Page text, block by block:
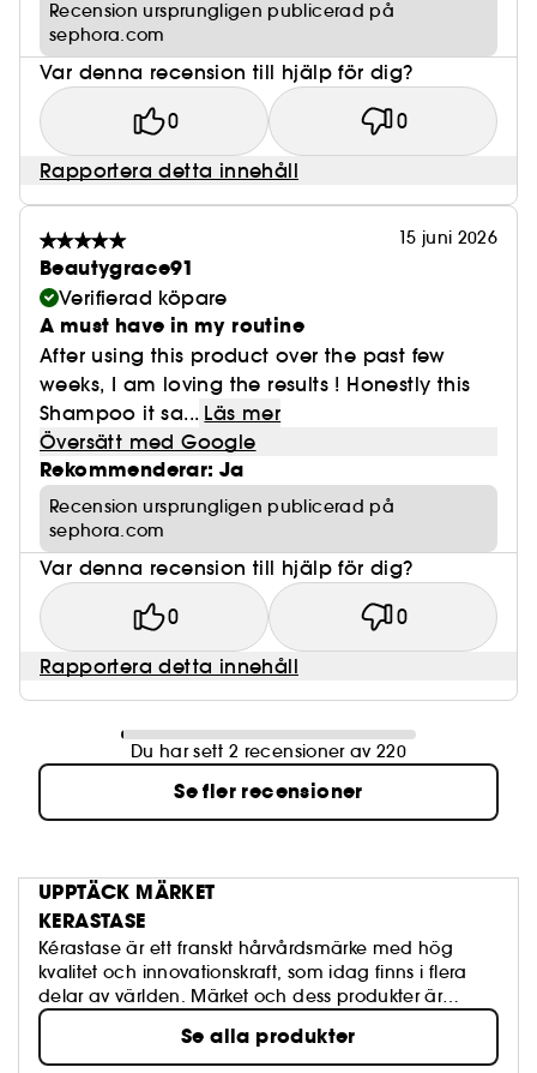
Recension ursprungligen publicerad på
sephora.com
Var denna recension till hjälp för dig?
0 0
Rapportera detta innehåll
15 juni 2026
Beautygrace91
Verifierad köpare
A must have in my routine
After using this product over the past few
weeks, I am loving the results ! Honestly this
Shampoo it sa... Läs mer
Översätt med Google
Rekommenderar: Ja
Recension ursprungligen publicerad på
sephora.com
Var denna recension till hjälp för dig?
0 0
Rapportera detta innehåll
Du har sett 2 recensioner av 220
Se fler recensioner
UPPTÄCK MÄRKET
KERASTASE
Kérastase är ett franskt hårvårdsmärke med hög
kvalitet och innovationskraft, som idag finns i flera
delar av världen. Märket och dess produkter är
uppskattat av både frisörer och vanliga kunder för
sina väldigt effektiva produkter som håller vad de
lovar. I utbudet från Kérastase hittar du både
Se alla produkter